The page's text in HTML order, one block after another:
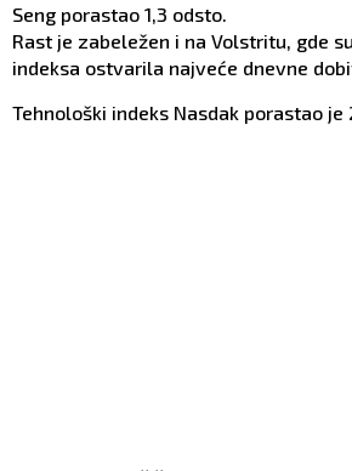
Seng porastao 1,3 odsto.
Rast je zabeležen i na Volstritu, gde
indeksa ostvarila najveće dnevne
Tehnološki indeks Nasdak porastao je